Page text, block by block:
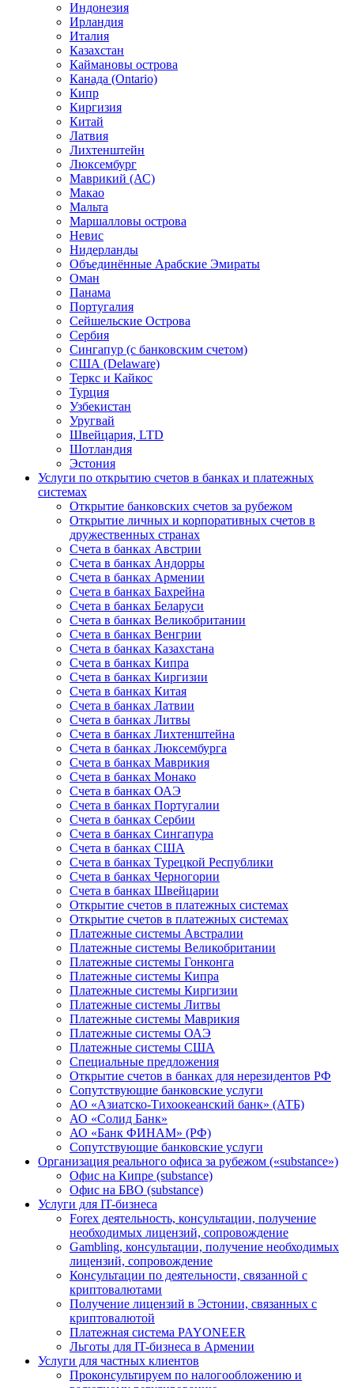
Индонезия
Ирландия
Италия
Казахстан
Каймановы острова
Канада (Ontario)
Кипр
Киргизия
Китай
Латвия
Лихтенштейн
Люксембург
Маврикий (АС)
Макао
Мальта
Маршалловы острова
Нeвис
Нидерланды
Объединённые Арабские Эмираты
Оман
Панама
Португалия
Сейшельские Острова
Сербия
Сингапур (c банковским счетом)
США (Delaware)
Теркс и Кайкос
Турция
Узбекистан
Уругвай
Швейцария, LTD
Шотландия
Эстония
Услуги по открытию счетов в банках и платежных
системах
Открытие банковских счетов за рубежом
Открытие личных и корпоративных счетов в
дружественных странах
Счета в банках Австрии
Счета в банках Андорры
Счета в банках Армении
Счета в банках Бахрейна
Счета в банках Беларуси
Счета в банках Великобритании
Счета в банках Венгрии
Счета в банках Казахстана
Счета в банках Кипра
Счета в банках Киргизии
Счета в банках Китая
Счета в банках Латвии
Счета в банках Литвы
Счета в банках Лихтенштейна
Счета в банках Люксембурга
Счета в банках Маврикия
Счета в банках Монако
Счета в банках ОАЭ
Счета в банках Португалии
Счета в банках Сербии
Счета в банках Сингапура
Счета в банках США
Счета в банках Турецкой Республики
Счета в банках Черногории
Счета в банках Швейцарии
Открытие счетов в платежных системах
Открытие счетов в платежных системах
Платежные системы Австралии
Платежные системы Великобритании
Платежные системы Гонконга
Платежные системы Кипра
Платежные системы Киргизии
Платежные системы Литвы
Платежные системы Маврикия
Платежные системы ОАЭ
Платежные системы США
Специальные предложения
Открытие счетов в банках для нерезидентов РФ
Сопутствующие банковские услуги
АО «Азиатско-Тихоокеанский банк» (АТБ)
АО «Солид Банк»
АО «Банк ФИНАМ» (РФ)
Сопутствующие банковские услуги
Организация реального офиса за рубежом («substance»)
Офис на Кипре (substance)
Офис на БВО (substance)
Услуги для IT-бизнеса
Forex деятельность, консультации, получение
необходимых лицензий, сопровождение
Gambling, консультации, получение необходимых
лицензий, сопровождение
Консультации по деятельности, связанной с
криптовалютами
Получение лицензий в Эстонии, связанных с
криптовалютой
Платежная система PAYONEER
Льготы для IT-бизнеса в Армении
Услуги для частных клиентов
Проконсультируем по налогообложению и